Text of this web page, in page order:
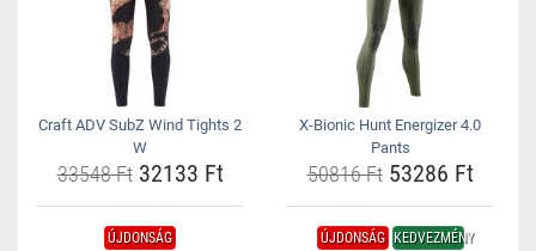
Craft ADV SubZ Wind Tights 2
W
33548 Ft32133 Ft
X-Bionic Hunt Energizer 4.0
Pants
50816 Ft53286 Ft
ÚJDONSÁG ÚJDONSÁG KEDVEZMÉNY